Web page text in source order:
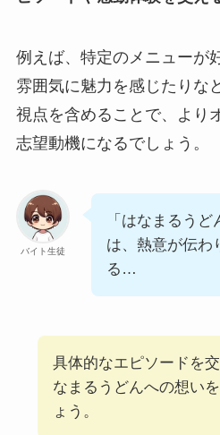
例えば、特定のメニューが
雰囲気に魅力を感じたりな
視点を含めることで、より
志望動機になるでしょう。
バイト生徒
「はなまるう
は、熱意が伝わ
る…
具体的なエピソードを
なまるうどんへの想い
ょう。